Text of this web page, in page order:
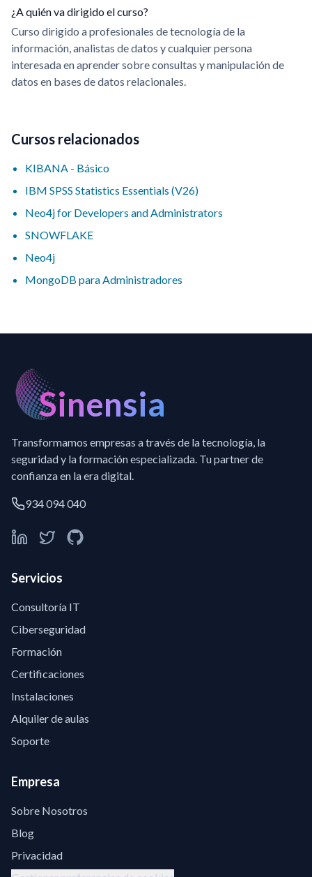
¿A quién va dirigido el curso?
Curso dirigido a profesionales de tecnología de la
información, analistas de datos y cualquier persona
interesada en aprender sobre consultas y manipulación de
datos en bases de datos relacionales.
Cursos relacionados
KIBANA - Básico
IBM SPSS Statistics Essentials (V26)
Neo4j for Developers and Administrators
SNOWFLAKE
Neo4j
MongoDB para Administradores
Sinensia
Transformamos empresas a través de la tecnología, la
seguridad y la formación especializada. Tu partner de
confianza en la era digital.
934 094 040
Servicios
Consultoría IT
Ciberseguridad
Formación
Certificaciones
Instalaciones
Alquiler de aulas
Soporte
Empresa
Sobre Nosotros
Blog
Privacidad